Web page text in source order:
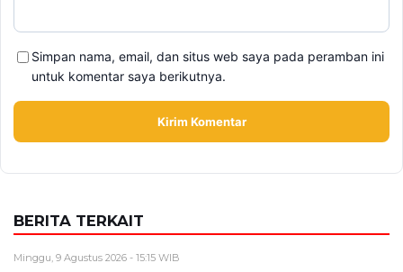
Simpan nama, email, dan situs web saya pada peramban ini
untuk komentar saya berikutnya.
BERITA TERKAIT
Minggu, 9 Agustus 2026 - 15:15 WIB